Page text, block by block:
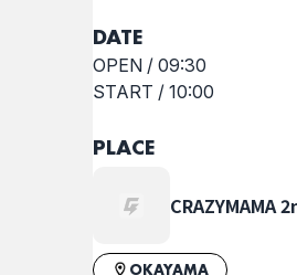
LUCKYツアー〜
DATE
OPEN / 09:30
START / 10:00
PLACE
CRAZYMAMA
OKAYAMA